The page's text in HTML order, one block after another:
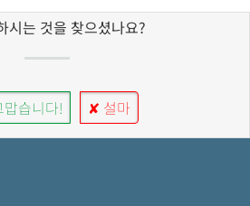
시는 것을 찾으셨나요?
습니다! ✘ 설마